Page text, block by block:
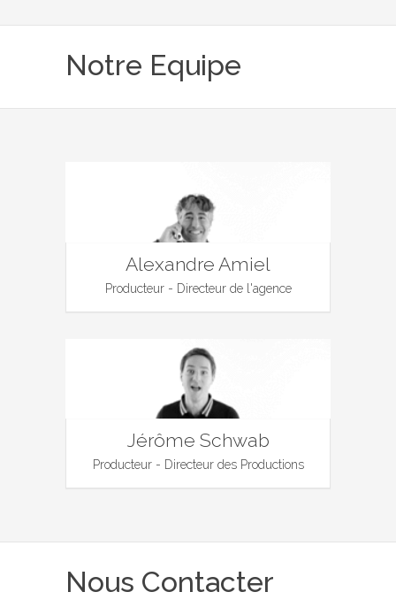
Notre Equipe
Alexandre Amiel
Producteur - Directeur de l'agence
Jérôme Schwab
Producteur - Directeur des Productions
Nous Contacter